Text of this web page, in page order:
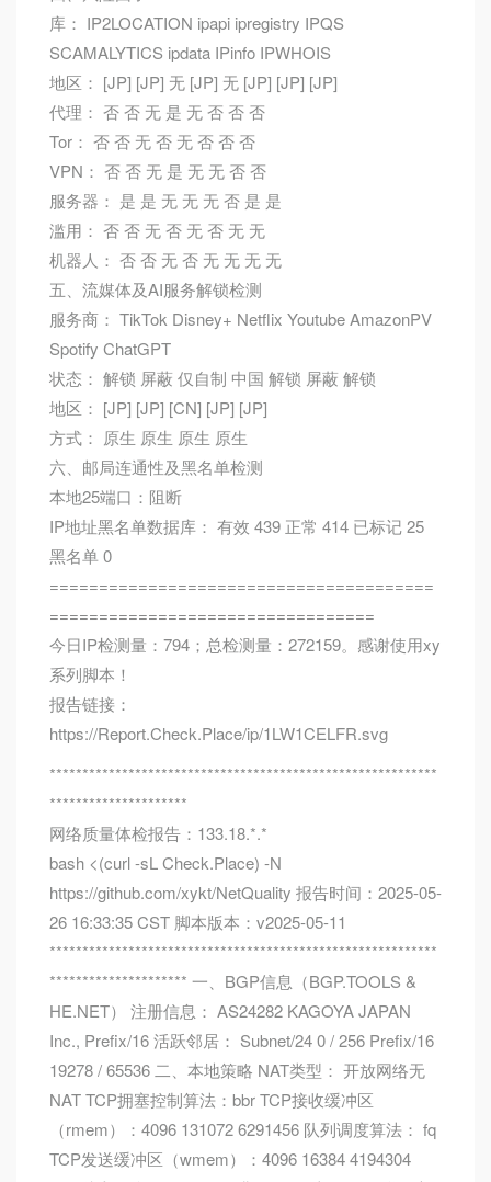
库： IP2LOCATION ipapi ipregistry IPQS
SCAMALYTICS ipdata IPinfo IPWHOIS
地区： [JP] [JP] 无 [JP] 无 [JP] [JP] [JP]
代理： 否 否 无 是 无 否 否 否
Tor： 否 否 无 否 无 否 否 否
VPN： 否 否 无 是 无 无 否 否
服务器： 是 是 无 无 无 否 是 是
滥用： 否 否 无 否 无 否 无 无
机器人： 否 否 无 否 无 无 无 无
五、流媒体及AI服务解锁检测
服务商： TikTok Disney+ Netflix Youtube AmazonPV
Spotify ChatGPT
状态： 解锁 屏蔽 仅自制 中国 解锁 屏蔽 解锁
地区： [JP] [JP] [CN] [JP] [JP]
方式： 原生 原生 原生 原生
六、邮局连通性及黑名单检测
本地25端口：阻断
IP地址黑名单数据库： 有效 439 正常 414 已标记 25
黑名单 0
=======================================
=================================
今日IP检测量：794；总检测量：272159。感谢使用xy
系列脚本！
报告链接：
https://Report.Check.Place/ip/1LW1CELFR.svg
***********************************************************
*********************
网络质量体检报告：133.18.*.*
bash <(curl -sL Check.Place) -N
https://github.com/xykt/NetQuality 报告时间：2025-05-
26 16:33:35 CST 脚本版本：v2025-05-11
***********************************************************
********************* 一、BGP信息（BGP.TOOLS &
HE.NET） 注册信息： AS24282 KAGOYA JAPAN
Inc., Prefix/16 活跃邻居： Subnet/24 0 / 256 Prefix/16
19278 / 65536 二、本地策略 NAT类型： 开放网络无
NAT TCP拥塞控制算法：bbr TCP接收缓冲区
（rmem）：4096 131072 6291456 队列调度算法： fq
TCP发送缓冲区（wmem）：4096 16384 4194304